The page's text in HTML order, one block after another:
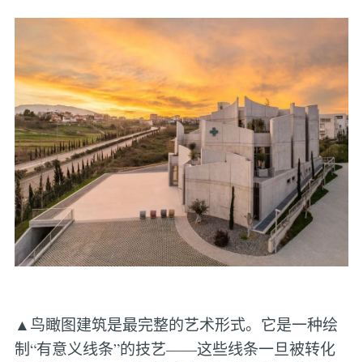
▲鸟瞰图建筑是最完整的艺术形式。它是一种绘
制“有意义线条”的技艺——这些线条一旦被转化